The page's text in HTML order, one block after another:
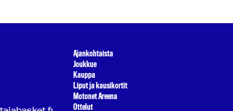
Ajankohtaista
Joukkue
Kauppa
Liput ja kausikortit
Motonet Areena
Ottelut